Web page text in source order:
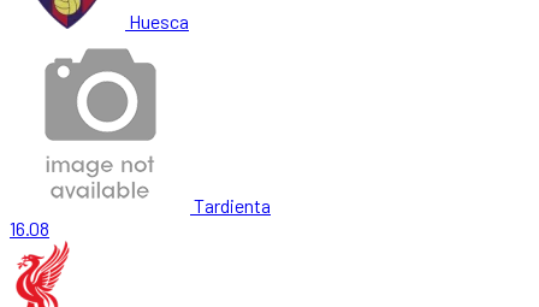
Huesca
Tardienta
16.08